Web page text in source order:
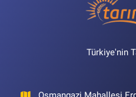
Türkiye'nin